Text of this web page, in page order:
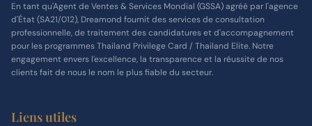
En tant qu'Agent de Ventes & Services Mondial (GSSA) agréé par l'agence
d'État (SA21/012), Dreamond fournit des services de consultation
professionnelle, de traitement des candidatures et d'accompagnement
pour les programmes Thailand Privilege Card / Thailand Elite. Notre
engagement envers l'excellence, la transparence et la réussite de nos
clients fait de nous le nom le plus fiable du secteur.
Liens utiles